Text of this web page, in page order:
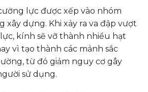
lực được xếp vào nhóm
xây dựng. Khi xảy ra va đập vượt
kính sẽ vỡ thành nhiều hạt
vì tạo thành các mảnh sắc
từ đó giảm nguy cơ gây
sử dụng.